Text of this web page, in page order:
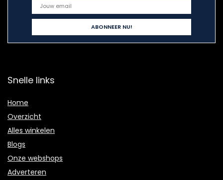
Snelle links
Home
Overzicht
Alles winkelen
Blogs
Onze webshops
Adverteren